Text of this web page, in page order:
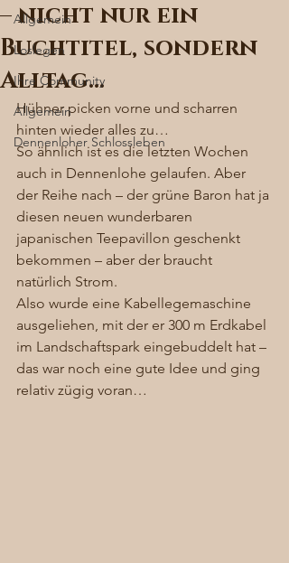
Allgemein
Loslegen
Ihre Community
Allgemein
Dennenloher Schlossleben
– nicht nur ein
Buchtitel, sondern
Alltag…
Hühner picken vorne und scharren
hinten wieder alles zu…
So ähnlich ist es die letzten Wochen
auch in Dennenlohe gelaufen. Aber
der Reihe nach – der grüne Baron hat ja
diesen neuen wunderbaren
japanischen Teepavillon geschenkt
bekommen – aber der braucht
natürlich Strom.
Also wurde eine Kabellegemaschine
ausgeliehen, mit der er 300 m Erdkabel
im Landschaftspark eingebuddelt hat –
das war noch eine gute Idee und ging
relativ zügig voran…